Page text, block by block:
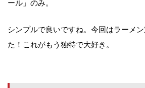
シンプルで良いですね。今回はラーメ
た！これがもう独特で大好き。